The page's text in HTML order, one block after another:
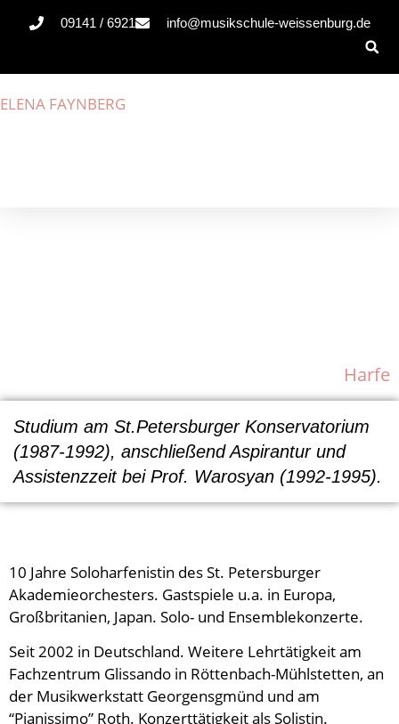
09141 / 6921 info@musikschule-weissenburg.de
ELENA FAYNBERG
Harfe
Studium am St.Petersburger Konservatorium
(1987-1992), anschließend Aspirantur und
Assistenzzeit bei Prof. Warosyan (1992-1995).
10 Jahre Soloharfenistin des St. Petersburger
Akademieorchesters. Gastspiele u.a. in Europa,
Großbritanien, Japan. Solo- und Ensemblekonzerte.
Seit 2002 in Deutschland. Weitere Lehrtätigkeit am
Fachzentrum Glissando in Röttenbach-Mühlstetten, an
der Musikwerkstatt Georgensgmünd und am
“Pianissimo” Roth. Konzerttätigkeit als Solistin.